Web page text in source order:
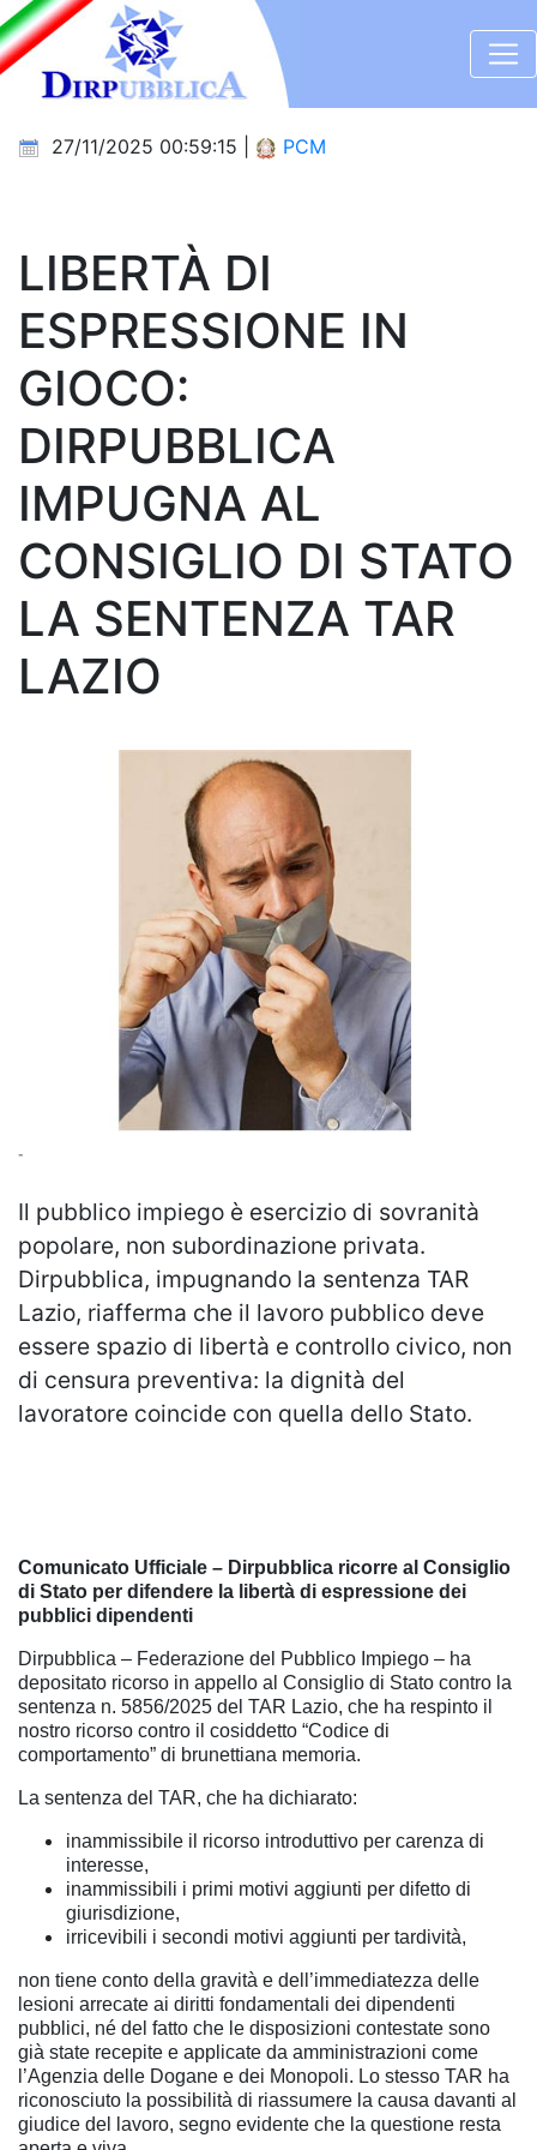
27/11/2025 00:59:15 | PCM
LIBERTÀ DI
ESPRESSIONE IN
GIOCO:
DIRPUBBLICA
IMPUGNA AL
CONSIGLIO DI STATO
LA SENTENZA TAR
LAZIO
-
Il pubblico impiego è esercizio di sovranità
popolare, non subordinazione privata.
Dirpubblica, impugnando la sentenza TAR
Lazio, riafferma che il lavoro pubblico deve
essere spazio di libertà e controllo civico, non
di censura preventiva: la dignità del
lavoratore coincide con quella dello Stato.
Comunicato Ufficiale – Dirpubblica ricorre al Consiglio
di Stato per difendere la libertà di espressione dei
pubblici dipendenti
Dirpubblica – Federazione del Pubblico Impiego – ha
depositato ricorso in appello al Consiglio di Stato contro la
sentenza n. 5856/2025 del TAR Lazio, che ha respinto il
nostro ricorso contro il cosiddetto “Codice di
comportamento” di brunettiana memoria.
La sentenza del TAR, che ha dichiarato:
inammissibile il ricorso introduttivo per carenza di
interesse,
inammissibili i primi motivi aggiunti per difetto di
giurisdizione,
irricevibili i secondi motivi aggiunti per tardività,
non tiene conto della gravità e dell’immediatezza delle
lesioni arrecate ai diritti fondamentali dei dipendenti
pubblici, né del fatto che le disposizioni contestate sono
già state recepite e applicate da amministrazioni come
l’Agenzia delle Dogane e dei Monopoli. Lo stesso TAR ha
riconosciuto la possibilità di riassumere la causa davanti al
giudice del lavoro, segno evidente che la questione resta